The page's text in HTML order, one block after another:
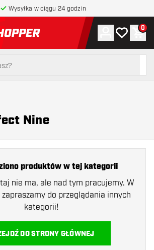
Wysyłka w ciągu 24 godzin
powrót do strony głównej
Konto
Moja lista
0
Nine
produktów w tej kategorii
nie ma, ale nad tym pracujemy. W
do przeglądania innych
kategorii!
DO STRONY GŁÓWNEJ